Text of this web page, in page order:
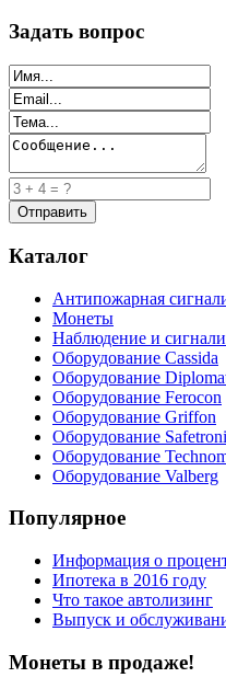
Задать вопрос
Каталог
Антипожарная
Монеты
Наблюдение и
Оборудование Cassida
Оборудование
Оборудование Ferocon
Оборудование Griffon
Оборудование
Оборудование
Оборудование Valberg
Популярное
Информация о
Ипотека в 2016 году
Что такое автолизинг
Выпуск и
Монеты в продаже!